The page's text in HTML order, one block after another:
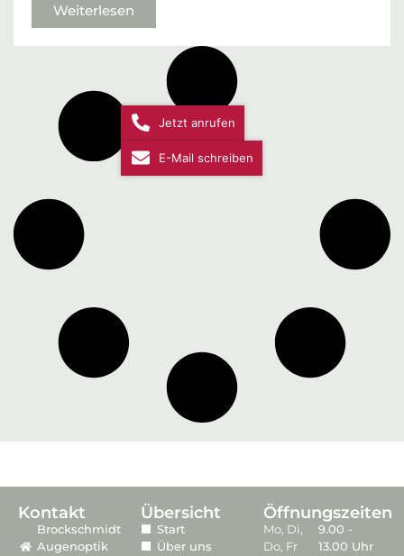
Weiterlesen
Kontakt
Brockschmidt
Augenoptik
Übersicht
Start
Über uns
Öffnungszeiten
Mo, Di,
Do, Fr
9.00 -
13.00 Uhr
Jetzt anrufen
E-Mail schreiben